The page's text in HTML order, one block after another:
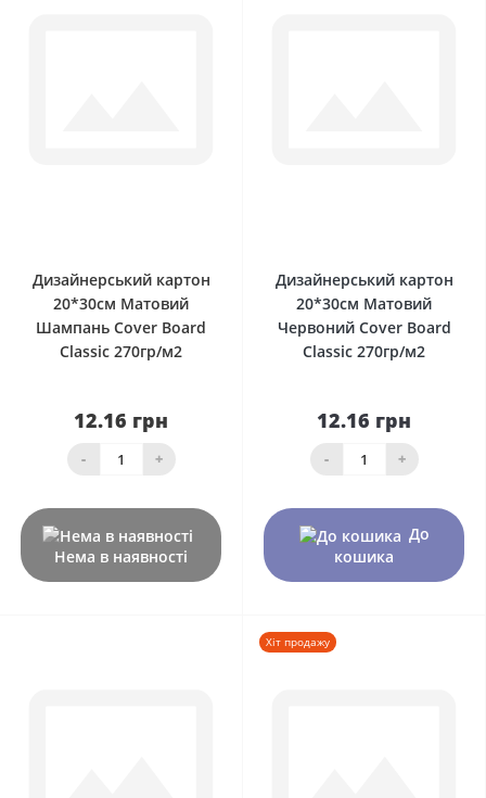
Дизайнерський картон
20*30см Матовий
Шампань Сover Board
Classic 270гр/м2
12.16 грн
- +
Нема в наявності
Дизайнерський картон
20*30см Матовий
Червоний Сover Board
Classic 270гр/м2
12.16 грн
- +
До
кошика
Хіт продажу